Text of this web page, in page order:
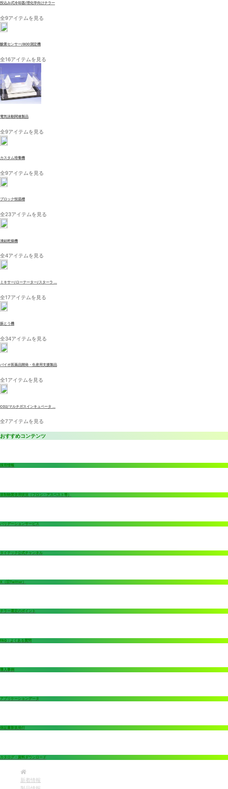
投込み式冷却器/理化学向けチラー
全9アイテムを見る
酸素センサー/BOD測定機
全16アイテムを見る
電気泳動関連製品
全9アイテムを見る
カスタム培養機
全9アイテムを見る
ブロック恒温槽
全23アイテムを見る
凍結乾燥機
全4アイテムを見る
ミキサー/ローテーター/スターラ ...
全17アイテムを見る
振とう機
全34アイテムを見る
バイオ医薬品開発・生産用支援製品
全1アイテムを見る
CO2/マルチガスインキュベータ ...
全7アイテムを見る
おすすめコンテンツ
採用情報
規制物質使用状況（フロン・アスベスト等）
バリデーションサービス
タイテック公式チャンネル
X（旧Twitter）
チラー選定のポイント
FAQ：よくある質問
導入事例
アプリケーションデータ
保証書新規発行
カタログ・資料ダウンロード
新着情報